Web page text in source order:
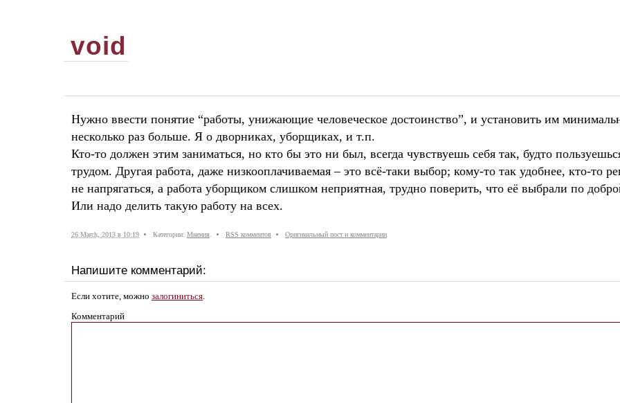
void
Нужно ввести понятие “работы, унижающие человеческое достоинство”, и установить им
несколько раз больше. Я о дворниках, уборщиках, и т.п.
Кто-то должен этим заниматься, но кто бы это ни был, всегда чувствуешь себя так, будто
трудом. Другая работа, даже низкооплачиваемая – это всё-таки выбор; кому-то так удобнее, кто-то
не напрягаться, а работа уборщиком слишком неприятная, трудно поверить, что её выбрали по
Или надо делить такую работу на всех.
26 March, 2013 в 10:19 Категории: Мнения RSS комментов Оригинальный пост и комментарии
Напишите комментарий:
Если хотите, можно залогиниться.
Комментарий